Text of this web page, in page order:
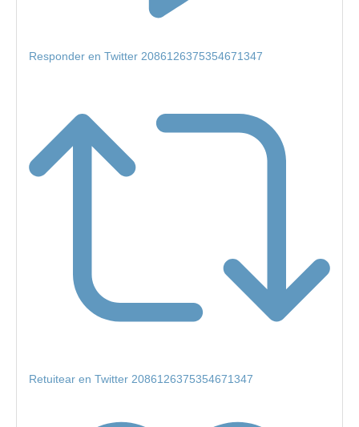
Responder en Twitter 2086126375354671347
Retuitear en Twitter 2086126375354671347